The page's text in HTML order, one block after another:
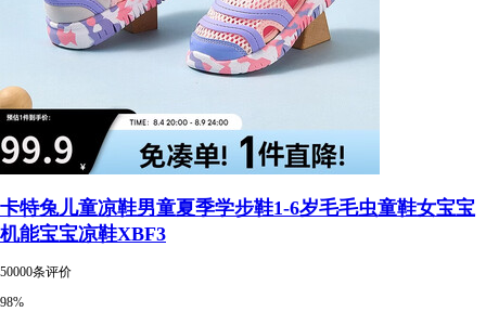
卡特兔儿童凉鞋男童夏季学步鞋1-6岁毛毛虫童鞋女宝宝
机能宝宝凉鞋XBF3
50000条评价
98%